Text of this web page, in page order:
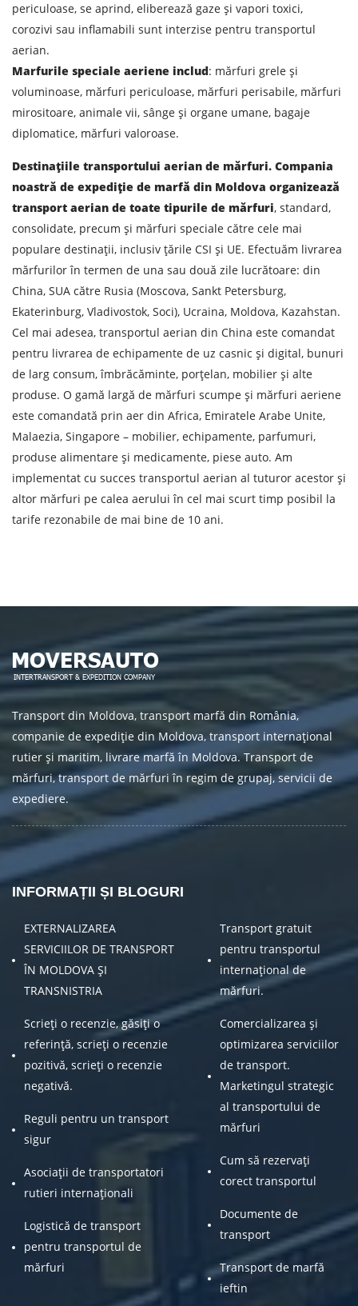
periculoase, se aprind, eliberează gaze și vapori toxici,
corozivi sau inflamabili sunt interzise pentru transportul
aerian.
Marfurile speciale aeriene includ: mărfuri grele și
voluminoase, mărfuri periculoase, mărfuri perisabile, mărfuri
mirositoare, animale vii, sânge și organe umane, bagaje
diplomatice, mărfuri valoroase.
Destinațiile transportului aerian de mărfuri. Compania
noastră de expediție de marfă din Moldova organizează
transport aerian de toate tipurile de mărfuri, standard,
consolidate, precum și mărfuri speciale către cele mai
populare destinații, inclusiv țările CSI și UE. Efectuăm livrarea
mărfurilor în termen de una sau două zile lucrătoare: din
China, SUA către Rusia (Moscova, Sankt Petersburg,
Ekaterinburg, Vladivostok, Soci), Ucraina, Moldova, Kazahstan.
Cel mai adesea, transportul aerian din China este comandat
pentru livrarea de echipamente de uz casnic și digital, bunuri
de larg consum, îmbrăcăminte, porțelan, mobilier și alte
produse. O gamă largă de mărfuri scumpe și mărfuri aeriene
este comandată prin aer din Africa, Emiratele Arabe Unite,
Malaezia, Singapore – mobilier, echipamente, parfumuri,
produse alimentare și medicamente, piese auto. Am
implementat cu succes transportul aerian al tuturor acestor și
altor mărfuri pe calea aerului în cel mai scurt timp posibil la
tarife rezonabile de mai bine de 10 ani.
Transport din Moldova, transport marfă din România,
companie de expediție din Moldova, transport internațional
rutier și maritim, livrare marfă în Moldova. Transport de
mărfuri, transport de mărfuri în regim de grupaj, servicii de
expediere.
INFORMAȚII ȘI BLOGURI
EXTERNALIZAREA
SERVICIILOR DE TRANSPORT
ÎN MOLDOVA ȘI
TRANSNISTRIA
Scrieți o recenzie, găsiți o
referință, scrieți o recenzie
pozitivă, scrieți o recenzie
negativă.
Reguli pentru un transport
sigur
Asociații de transportatori
rutieri internaționali
Logistică de transport
pentru transportul de
mărfuri
Transport gratuit
pentru transportul
internațional de
mărfuri.
Comercializarea și
optimizarea serviciilor
de transport.
Marketingul strategic
al transportului de
mărfuri
Cum să rezervați
corect transportul
Documente de
transport
Transport de marfă
ieftin